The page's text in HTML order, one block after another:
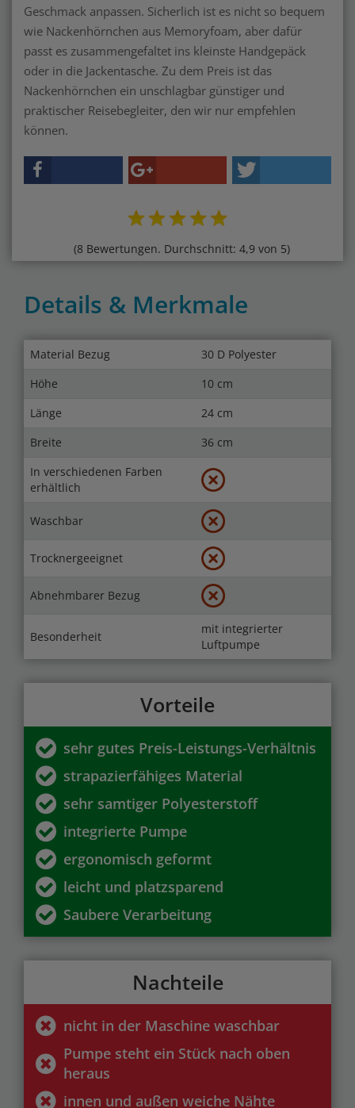
Geschmack anpassen. Sicherlich ist es nicht so bequem
wie Nackenhörnchen aus Memoryfoam, aber dafür
passt es zusammengefaltet ins kleinste Handgepäck
oder in die Jackentasche. Zu dem Preis ist das
Nackenhörnchen ein unschlagbar günstiger und
praktischer Reisebegleiter, den wir nur empfehlen
können.
(8 Bewertungen. Durchschnitt: 4,9 von 5)
Details & Merkmale
Material Bezug
30 D Polyester
Höhe
10 cm
Länge
24 cm
Breite
36 cm
In verschiedenen Farben
erhältlich
Waschbar
Trocknergeeignet
Abnehmbarer Bezug
Besonderheit
mit integrierter
Luftpumpe
Vorteile
sehr gutes Preis-Leistungs-Verhältnis
strapazierfähiges Material
sehr samtiger Polyesterstoff
integrierte Pumpe
ergonomisch geformt
leicht und platzsparend
Saubere Verarbeitung
Nachteile
nicht in der Maschine waschbar
Pumpe steht ein Stück nach oben
heraus
innen und außen weiche Nähte